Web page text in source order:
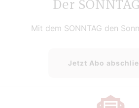
Der
Mit dem SONNTAG den
Jetzt Abo